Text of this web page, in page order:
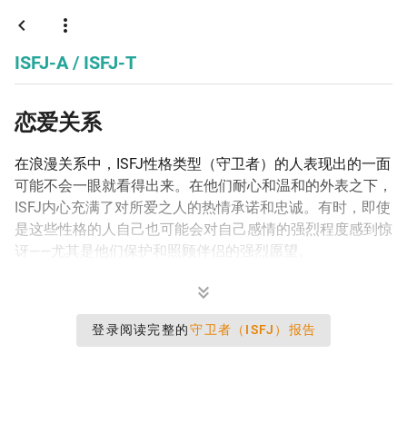
守卫者
ISFJ-A / ISFJ-T
恋爱关系
在浪漫关系中，ISFJ性格类型（守卫者）的人表现出的一面
可能不会一眼就看得出来。在他们耐心和温和的外表之下，
ISFJ内心充满了对所爱之人的热情承诺和忠诚。有时，即使
是这些性格的人自己也可能会对自己感情的强烈程度感到惊
讶——尤其是他们保护和照顾伴侣的强烈愿望。
登录阅读完整的 守卫者（ISFJ）报告